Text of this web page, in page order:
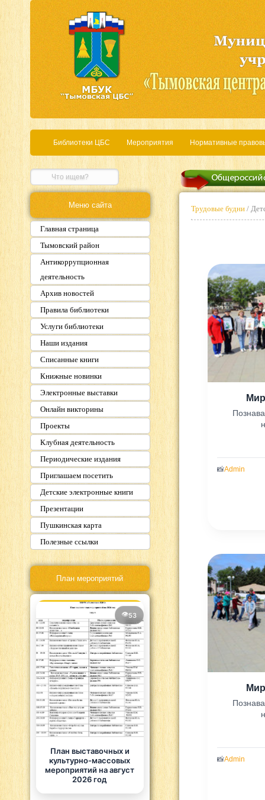
Библиотеки ЦБС Мероприятия Нормативные
Меню сайта
Главная страница
Тымовский район
Антикоррупционная
деятельность
Архив новостей
Правила библиотеки
Услуги библиотеки
Наши издания
Списанные книги
Книжные новинки
Электронные выставки
Онлайн викторины
Проекты
Клубная деятельность
Периодические издания
Приглашаем посетить
Детские электронные книги
Презентации
Пушкинская карта
Полезные ссылки
План мероприятий
53
План выставочных и
культурно-массовых
мероприятий на август
2026 год
Трудовые будни /
📸Admin
📸Admin